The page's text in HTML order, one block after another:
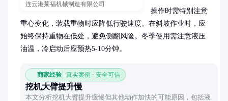
连云港莱福机械制造有限公司
操作时需特别注意
重心变化，装载重物时应降低行驶速度。在斜坡作业时，应
始终保持重物在低处，避免侧翻风险。冬季使用需注意液压
油温，冷启动后应预热5-10分钟。
商家经验 真实案例 · 安全可信
挖机大臂提升慢
本文分析挖机大臂提升缓慢但其他动作加快的可能原因，包括液